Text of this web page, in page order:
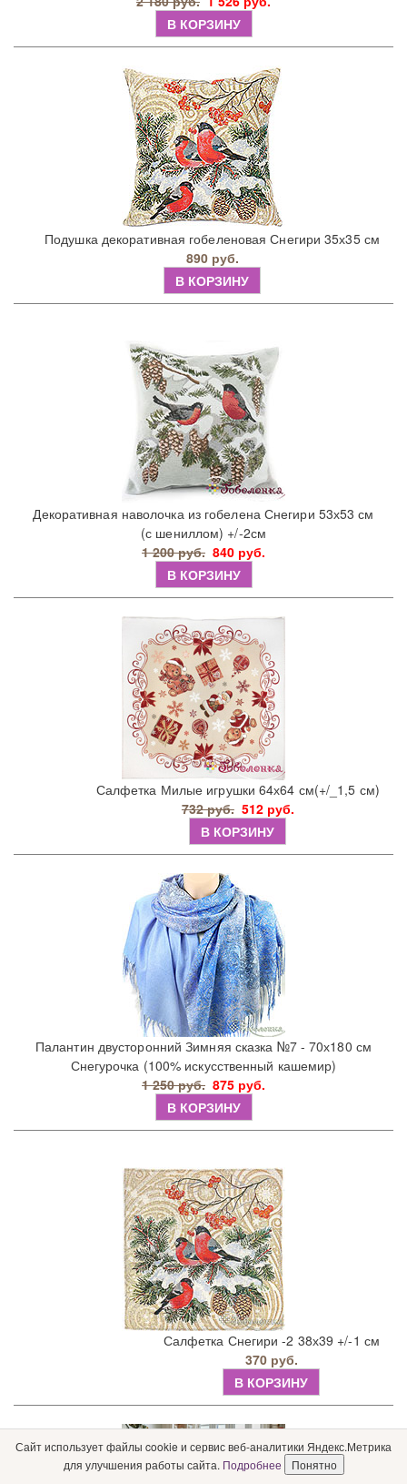
В КОРЗИНУ
Подушка декоративная гобеленовая Снегири 35х35 см
890 руб.
В КОРЗИНУ
Декоративная наволочка из гобелена Снегири 53х53 см
(с шениллом) +/-2см
1 200 руб. 840 руб.
В КОРЗИНУ
Салфетка Милые игрушки 64х64 см(+/_1,5 см)
732 руб. 512 руб.
В КОРЗИНУ
Палантин двусторонний Зимняя сказка №7 - 70х180 см
Снегурочка (100% искусственный кашемир)
1 250 руб. 875 руб.
В КОРЗИНУ
Салфетка Снегири -2 38х39 +/-1 см
370 руб.
В КОРЗИНУ
Сайт использует файлы cookie и сервис веб-аналитики Яндекс.Метрика
для улучшения работы сайта. Подробнее Понятно